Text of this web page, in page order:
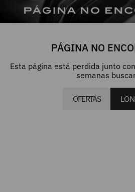
PÁGINA NO
Esta página está perdida junto
semanas
OFERTAS LO